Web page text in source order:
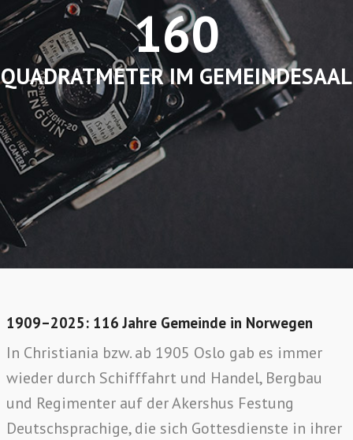
160
QUADRATMETER IM GEMEINDESAAL
1909–2025: 116 Jahre Gemeinde in Norwegen
In Christiania bzw. ab 1905 Oslo gab es immer
wieder durch Schifffahrt und Handel, Bergbau
und Regimenter auf der Akershus Festung
Deutschsprachige, die sich Gottesdienste in ihrer